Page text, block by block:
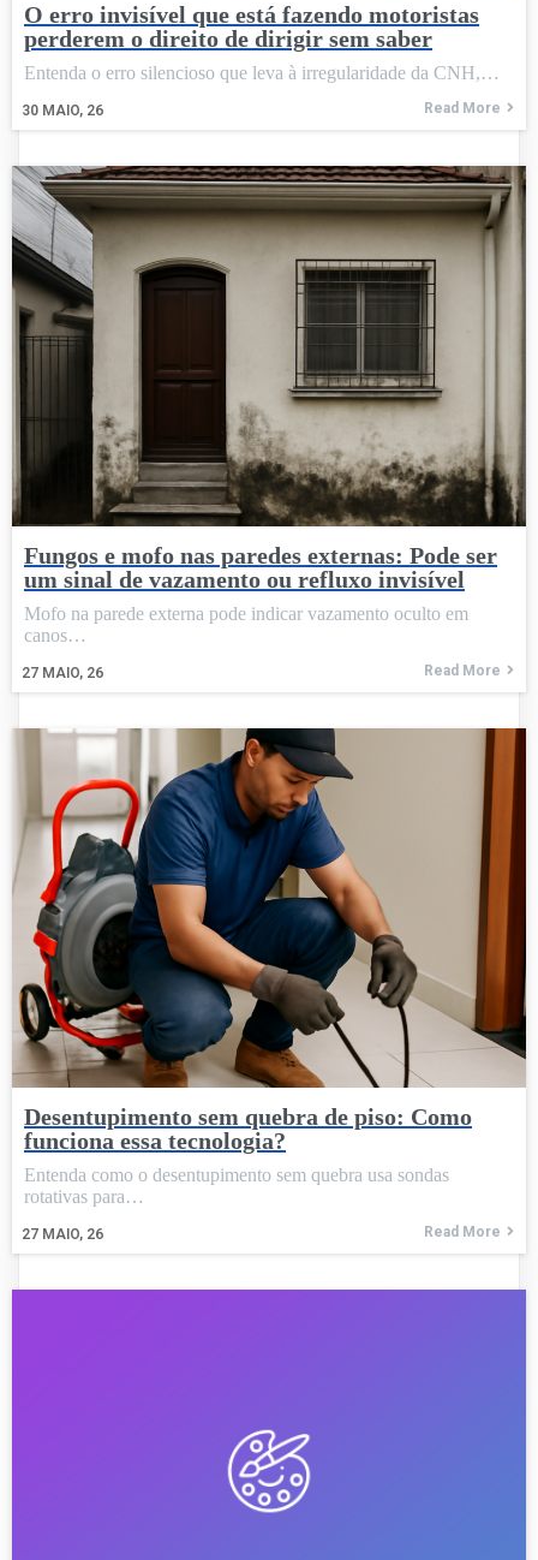
O erro invisível que está fazendo motoristas
perderem o direito de dirigir sem saber
30 MAIO, 26
Entenda o erro silencioso que leva à irregularidade da CNH,…
Read More
Fungos e mofo nas paredes externas: Pode ser
um sinal de vazamento ou refluxo invisível
27 MAIO, 26
Mofo na parede externa pode indicar vazamento oculto em
canos…
Read More
Desentupimento sem quebra de piso: Como
funciona essa tecnologia?
27 MAIO, 26
Entenda como o desentupimento sem quebra usa sondas
rotativas para…
Read More